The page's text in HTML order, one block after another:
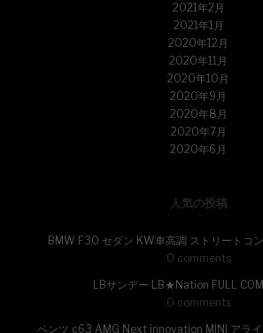
2021年2月
2021年1月
2020年12月
2020年11月
2020年10月
2020年9月
2020年8月
2020年7月
2020年6月
人気の投稿
BMW F30 セダン KW車高調 ストリートコ
0 comments
LBサンデー LB★Nation FULL
0 comments
ベンツ c63 AMG Next innovation MINI アライ